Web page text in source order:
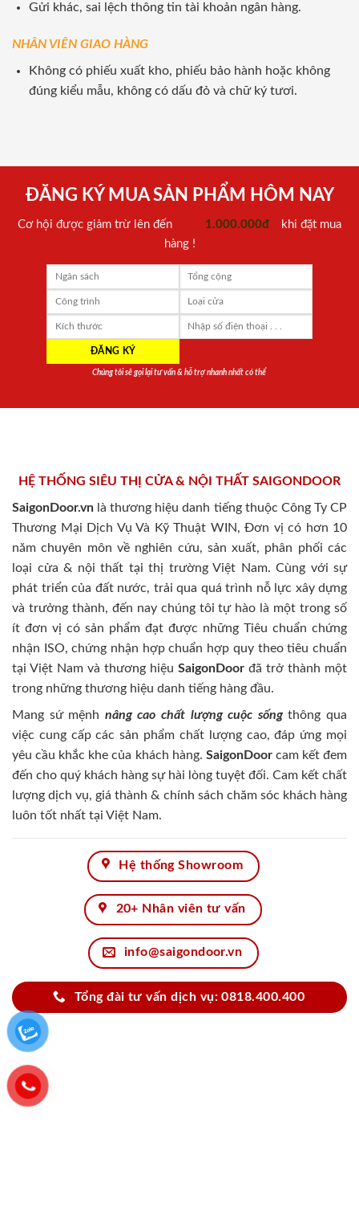
Gửi khác, sai lệch thông tin tài khoản ngân hàng.
NHÂN VIÊN GIAO HÀNG
Không có phiếu xuất kho, phiếu bảo hành hoặc không
đúng kiểu mẫu, không có dấu đỏ và chữ ký tươi.
ĐĂNG KÝ MUA SẢN PHẨM HÔM NAY
Cơ hội được giảm trừ lên đến 1.000.000đ
khi đặt mua
hàng !
Chúng tôi sẽ gọi lại tư vấn & hỗ trợ nhanh nhất có thể
HỆ THỐNG SIÊU THỊ CỬA & NỘI THẤT SAIGONDOOR
SaigonDoor.vn là thương hiệu danh tiếng thuộc Công Ty CP
Thương Mại Dịch Vụ Và Kỹ Thuật WIN, Đơn vị có hơn 10
năm chuyên môn về nghiên cứu, sản xuất, phân phối các
loại cửa & nội thất tại thị trường Việt Nam. Cùng với sự
phát triển của đất nước, trải qua quá trình nỗ lực xây dựng
và trưởng thành, đến nay chúng tôi tự hào là một trong số
ít đơn vị có sản phẩm đạt được những Tiêu chuẩn chứng
nhận ISO, chứng nhận hợp chuẩn hợp quy theo tiêu chuẩn
tại Việt Nam và thương hiệu SaigonDoor đã trở thành một
trong những thương hiệu danh tiếng hàng đầu.
Mang sứ mệnh nâng cao chất lượng cuộc sốngthông qua
việc cung cấp các sản phẩm chất lượng cao, đáp ứng mọi
yêu cầu khắc khe của khách hàng. SaigonDoorcam kết đem
đến cho quý khách hàng sự hài lòng tuyệt đối. Cam kết chất
lượng dịch vụ, giá thành & chính sách chăm sóc khách hàng
luôn tốt nhất tại Việt Nam.
Hệ thống Showroom
20+ Nhân viên tư vấn
info@saigondoor.vn
Tổng đài tư vấn dịch vụ: 0818.400.400